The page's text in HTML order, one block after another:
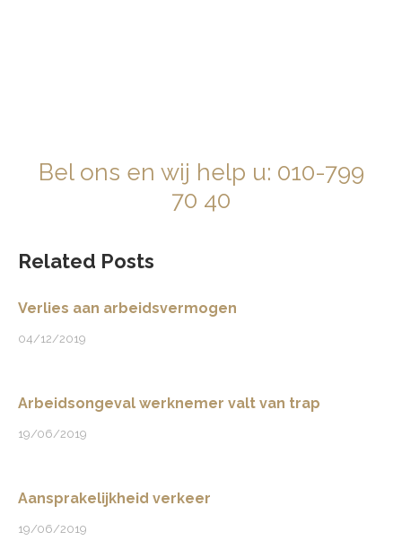
Bel ons en wij help u: 010-799
70 40
Related Posts
Verlies aan arbeidsvermogen
04/12/2019
Arbeidsongeval werknemer valt van trap
19/06/2019
Aansprakelijkheid verkeer
19/06/2019